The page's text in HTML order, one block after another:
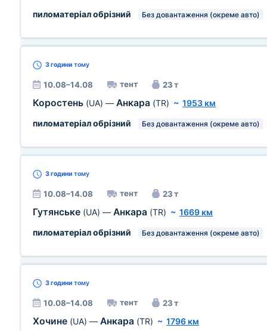
пиломатеріал обрізний
Без довантаження (окреме авто)
3 години тому
10.08–14.08 тент 23 т
Коростень (UA) — Анкара (TR) ~ 1953 км
пиломатеріал обрізний
Без довантаження (окреме авто)
3 години тому
10.08–14.08 тент 23 т
Гутянське (UA) — Анкара (TR) ~ 1669 км
пиломатеріал обрізний
Без довантаження (окреме авто)
3 години тому
10.08–14.08 тент 23 т
Хочине (UA) — Анкара (TR) ~ 1796 км